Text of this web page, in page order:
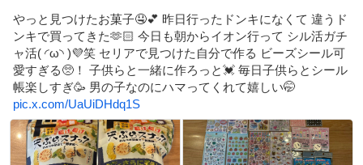
やっと見つけたお菓子🤤💕 昨日行ったドンキになくて 違うド
ンキで買ってきた🫶🏻 今日も朝からイオン行って シル活ガチ
ャ活( ◜ω◝ )💜笑 セリアで見つけた自分で作る ビーズシール可
愛すぎる🥺！ 子供らと一緒に作ろっと💓 毎日子供らとシール
帳楽しすぎ🥳 男の子なのにハマってくれて嬉しい🤭
pic.x.com/UaUiDHdq1S